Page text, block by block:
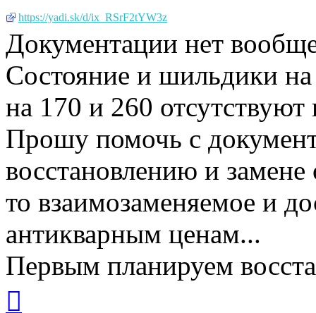
https://yadi.sk/d/ix_RSrF2tYW3z
Документации нет
Состояние и шильдики
на 170 и 260 отсутствуют
Прошу помочь с
восстановлению и
то взаимозаменяемое и
антикварным ценам...
Первым планируем